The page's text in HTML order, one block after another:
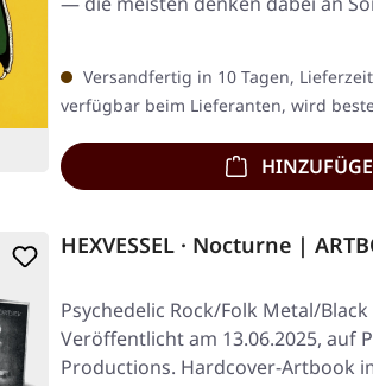
Versandfertig in 10 Tagen,
verfügbar beim Lieferanten, wird
HEXVESSEL · Nocturne |
Psychedelic Rock/Folk Metal/
Veröffentlicht am 13.06.2025, auf
Productions. Hardcover-Artbook